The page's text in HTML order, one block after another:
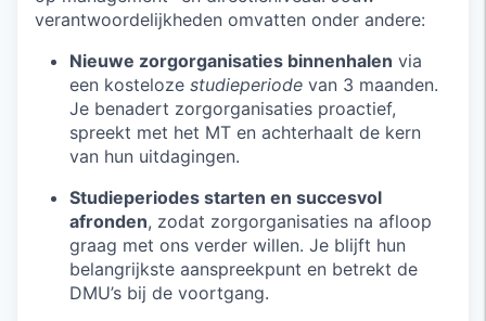
verantwoordelijkheden omvatten onder andere:
Nieuwe zorgorganisaties binnenhalen via
een kosteloze studieperiode van 3 maanden.
Je benadert zorgorganisaties proactief,
spreekt met het MT en achterhaalt de kern
van hun uitdagingen.
Studieperiodes starten en succesvol
afronden, zodat zorgorganisaties na afloop
graag met ons verder willen. Je blijft hun
belangrijkste aanspreekpunt en betrekt de
DMU’s bij de voortgang.